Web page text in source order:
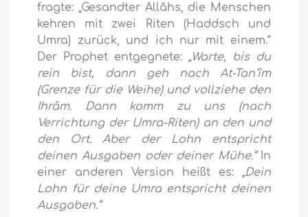
fragte: „Gesandter Allâhs, die Menschen
kehren mit zwei Riten (Haddsch und
Umra) zurück, und ich nur mit einem.“
Der Prophet entgegnete: „Warte, bis du
rein bist, dann geh nach At-Tan‘îm
(Grenze für die Weihe) und vollziehe den
Ihrâm. Dann komm zu uns (nach
Verrichtung der Umra-Riten) an den und
den Ort. Aber der Lohn entspricht
deinen Ausgaben oder deiner Mühe.“In
einer anderen Version heißt es: „Dein
Lohn für deine Umra entspricht deinen
Ausgaben.“